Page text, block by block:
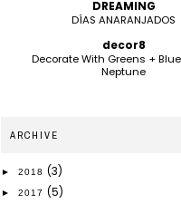
DREAMING
DÍAS ANARANJADOS
decor8
Decorate With Greens +
Neptune
ARCHIVE
► 2018 (3)
► 2017 (5)